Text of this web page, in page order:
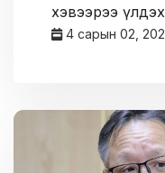
хэвээрээ
4 сарын 02,